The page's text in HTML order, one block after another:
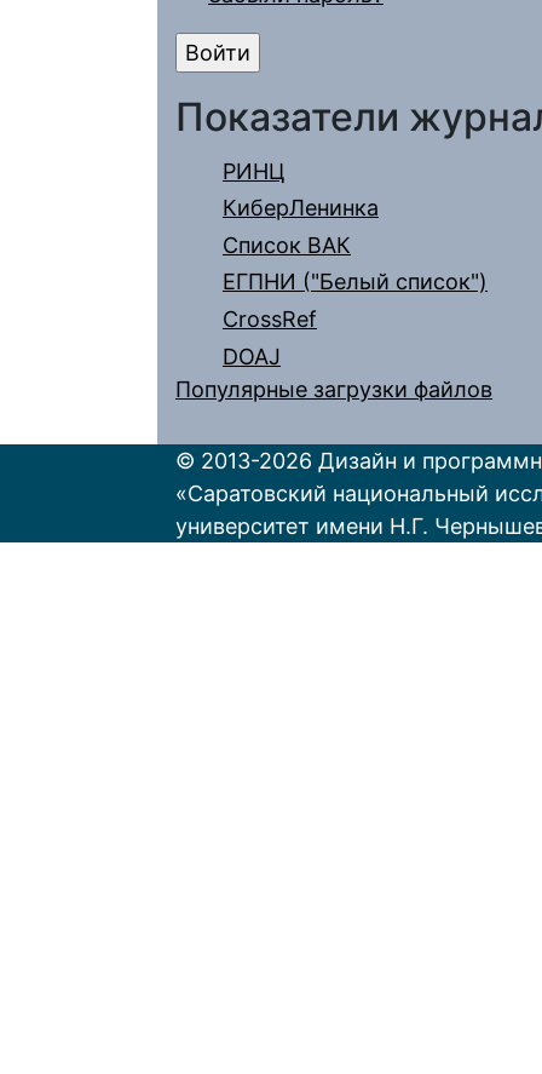
Показатели
РИНЦ
КиберЛенинка
Список ВАК
ЕГПНИ ("Белый список")
CrossRef
DOAJ
Популярные загрузки файлов
© 2013-2026 Дизайн и
«Саратовский национальный
университет имени Н.Г.